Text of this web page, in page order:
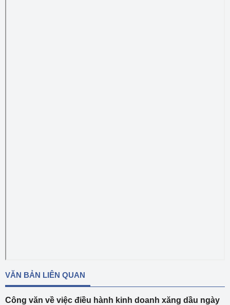
VĂN BẢN LIÊN QUAN
Công văn về việc điều hành kinh doanh xăng dầu ngày